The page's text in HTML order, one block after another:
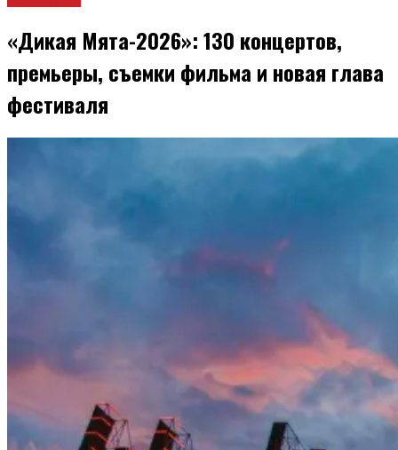
«Дикая Мята-2026»: 130 концертов,
премьеры, съемки фильма и новая глава
фестиваля